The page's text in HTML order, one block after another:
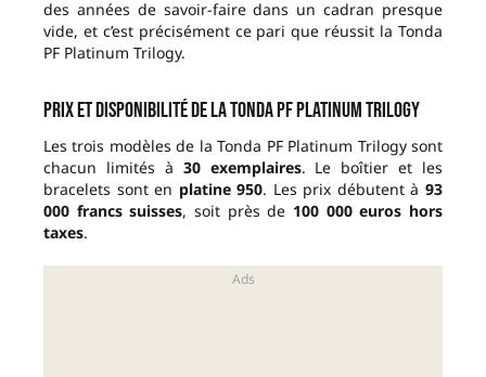
des années de savoir-faire dans un cadran presque
vide, et c’est précisément ce pari que réussit la Tonda
PF Platinum Trilogy.
Prix et disponibilité de la Tonda PF Platinum Trilogy
Les trois modèles de la Tonda PF Platinum Trilogy sont
chacun limités à 30 exemplaires. Le boîtier et les
bracelets sont en platine 950. Les prix débutent à93
000 francs suisses, soit près de 100 000 euros hors
taxes.